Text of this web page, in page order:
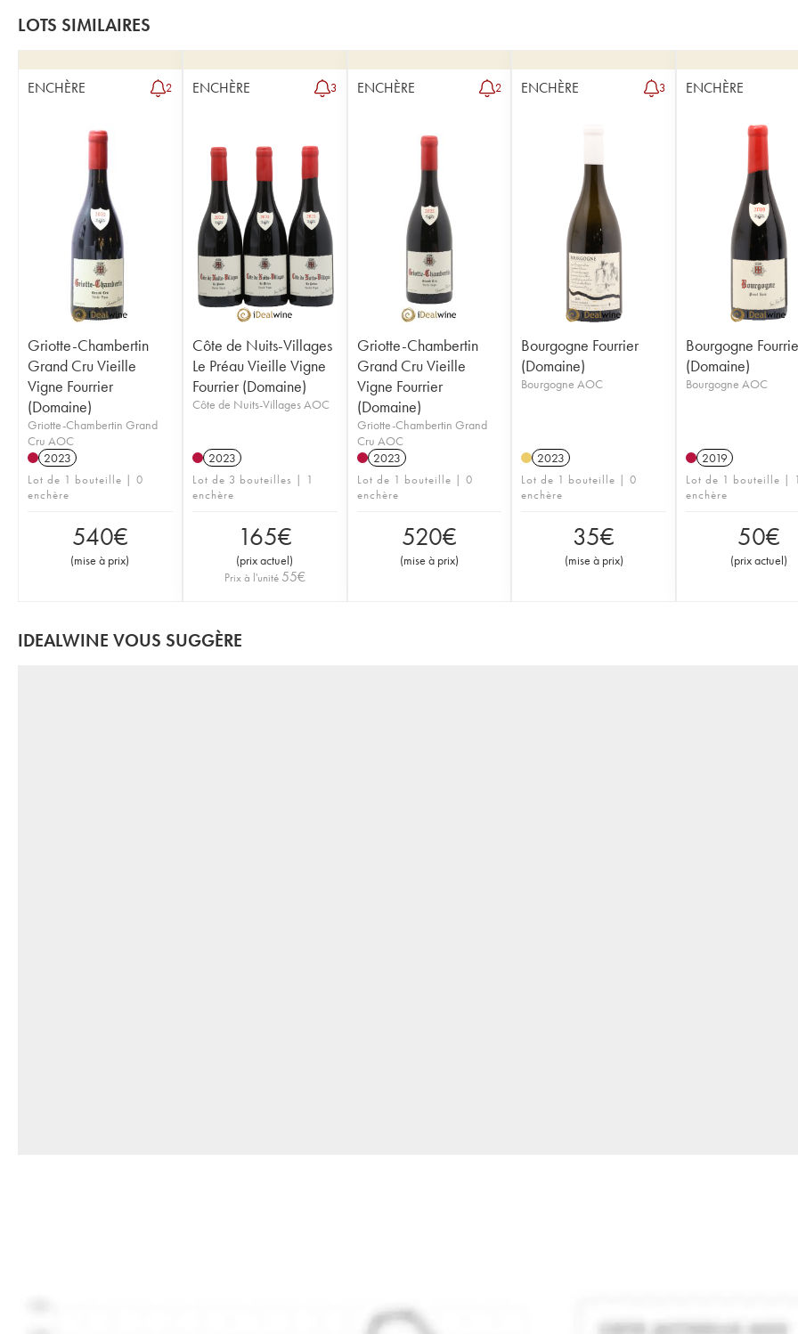
LOTS SIMILAIRES
ENCHÈRE 2
Griotte-Chambertin
Grand Cru Vieille
Vigne Fourrier
(Domaine)
Griotte-Chambertin Grand
Cru AOC
2023
Lot de 1 bouteille | 0
enchère
540€
(mise à prix)
ENCHÈRE 3
Côte de Nuits-Villages
Le Préau Vieille Vigne
Fourrier (Domaine)
Côte de Nuits-Villages AOC
2023
Lot de 3 bouteilles | 1
enchère
165€
(prix actuel)
Prix à l'unité 55€
ENCHÈRE 2
Griotte-Chambertin
Grand Cru Vieille
Vigne Fourrier
(Domaine)
Griotte-Chambertin Grand
Cru AOC
2023
Lot de 1 bouteille | 0
enchère
520€
(mise à prix)
ENCHÈRE 3
Bourgogne Fourrier
(Domaine)
Bourgogne AOC
2023
Lot de 1 bouteille | 0
enchère
35€
(mise à prix)
ENCHÈRE
Bourgogne
(Domaine)
Bourgogne AOC
2019
Lot de 1 bouteille |
enchère
50€
(prix actuel)
IDEALWINE VOUS SUGGÈRE